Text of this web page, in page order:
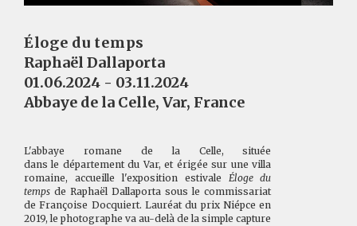
Éloge du temps
Raphaël Dallaporta
01.06.2024 - 03.11.2024
Abbaye de la Celle, Var, France
L'abbaye romane de la Celle, située
dans le département du Var, et érigée sur une villa
romaine, accueille l'exposition estivale Éloge du
temps de Raphaël Dallaporta sous le commissariat
de Françoise Docquiert. Lauréat du prix Niépce en
2019, le photographe va au-delà de la simple capture